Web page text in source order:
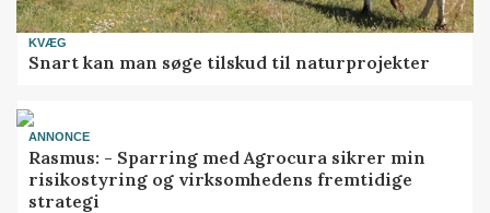
KVÆG
Snart kan man søge tilskud til naturprojekter
ANNONCE
Rasmus: - Sparring med Agrocura sikrer min
risikostyring og virksomhedens fremtidige
strategi